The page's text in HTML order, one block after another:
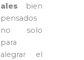
alesbien
pensados
no solo
para
alegrar el